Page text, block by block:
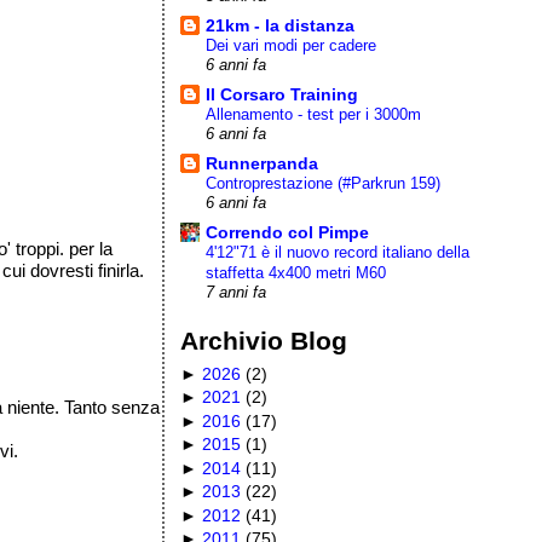
troppi. per la
dovresti finirla.
Tanto senza
21km - la distanza
Dei vari modi per cadere
6 anni fa
Il Corsaro Training
Allenamento - test per i 3000m
6 anni fa
Runnerpanda
Controprestazione (#Parkrun 159)
6 anni fa
Correndo col Pimpe
4'12"71 è il nuovo record italiano della
staffetta 4x400 metri M60
7 anni fa
Archivio Blog
► 2026 (2)
►2021 (2)
► 2016 (17)
►2015 (1)
► 2014 (11)
►2013 (22)
► 2012 (41)